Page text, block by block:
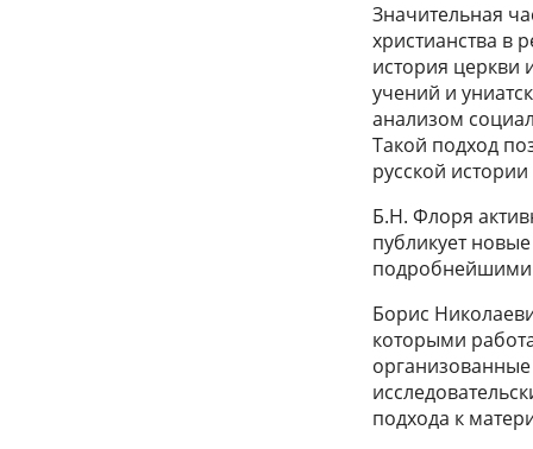
Значительная
христианства в
история церкви
учений и
анализом
Такой подход
русской
Б.Н. Флоря
публикует
Борис
которыми
подхода к